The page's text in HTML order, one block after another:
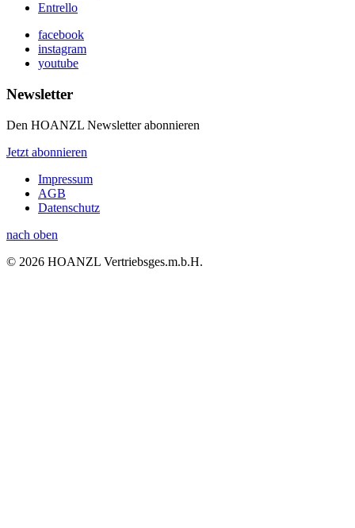
Entrello
facebook
instagram
youtube
Newsletter
Den HOANZL Newsletter abonnieren
Jetzt abonnieren
Impressum
AGB
Datenschutz
nach oben
© 2026 HOANZL Vertriebsges.m.b.H.